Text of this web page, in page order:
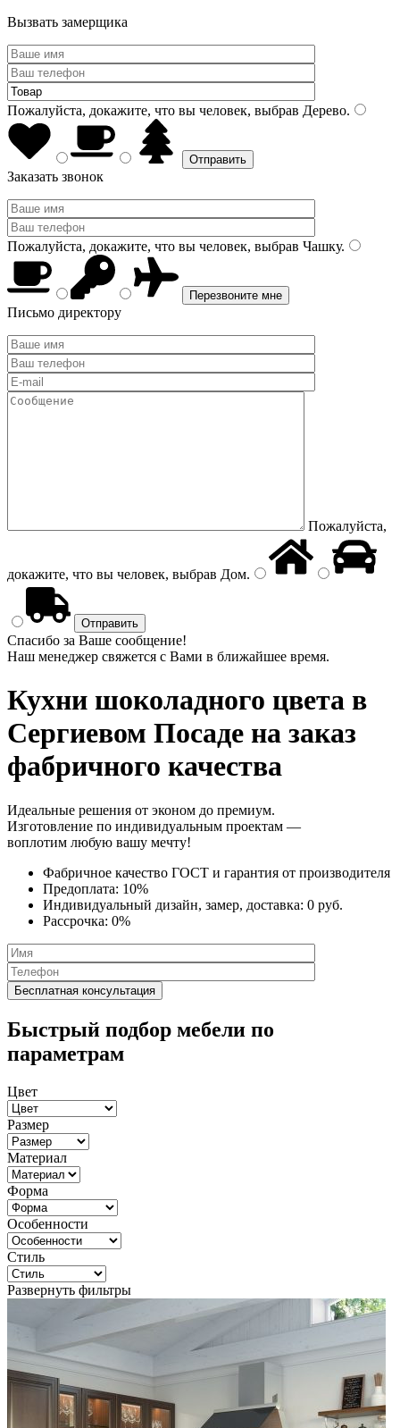
Вызвать замерщика
Пожалуйста, докажите, что вы человек, выбрав Дерево.
Заказать звонок
Пожалуйста, докажите, что вы человек, выбрав Чашку.
Письмо директору
Пожалуйста,
докажите, что вы человек, выбрав Дом.
Спасибо за Ваше сообщение!
Наш менеджер свяжется с Вами в ближайшее время.
Кухни шоколадного цвета в
Сергиевом Посаде на заказ
фабричного качества
Идеальные решения от эконом до премиум.
Изготовление по индивидуальным проектам —
воплотим любую вашу мечту!
Фабричное качество ГОСТ и гарантия от производителя
Предоплата: 10%
Индивидуальный дизайн, замер, доставка: 0 руб.
Рассрочка: 0%
Быстрый подбор мебели по
параметрам
Цвет
Размер
Материал
Форма
Особенности
Стиль
Развернуть фильтры